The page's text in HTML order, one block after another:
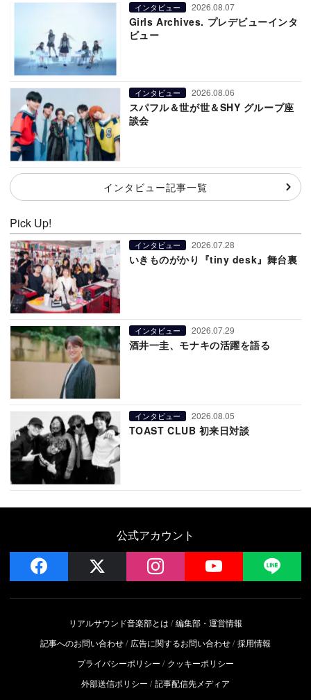
インタビュー 2026.08.07
Girls Archives. プレデビューインタ
ビュー
インタビュー 2026.08.06
スパフル＆世が世＆SHY グループ座
談会
インタビュー記事一覧
Pick Up!
インタビュー 2026.07.28
いきものがかり『tiny desk』舞台裏
インタビュー 2026.07.29
酒井一圭、モナキの活躍を語る
インタビュー 2026.08.05
TOAST CLUB 初来日対談
公式アカウント
facebook instagram YouTube
リアルサウンド音楽部とは
編集部・運営情報
記事へのお問い合わせ
広告に関するお問い合わせ 採用情報
プライバシーポリシー
クッキーポリシー
外部送信ポリシー
記事配信先メディア